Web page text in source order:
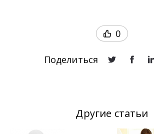
0
Поделиться
Другие статьи